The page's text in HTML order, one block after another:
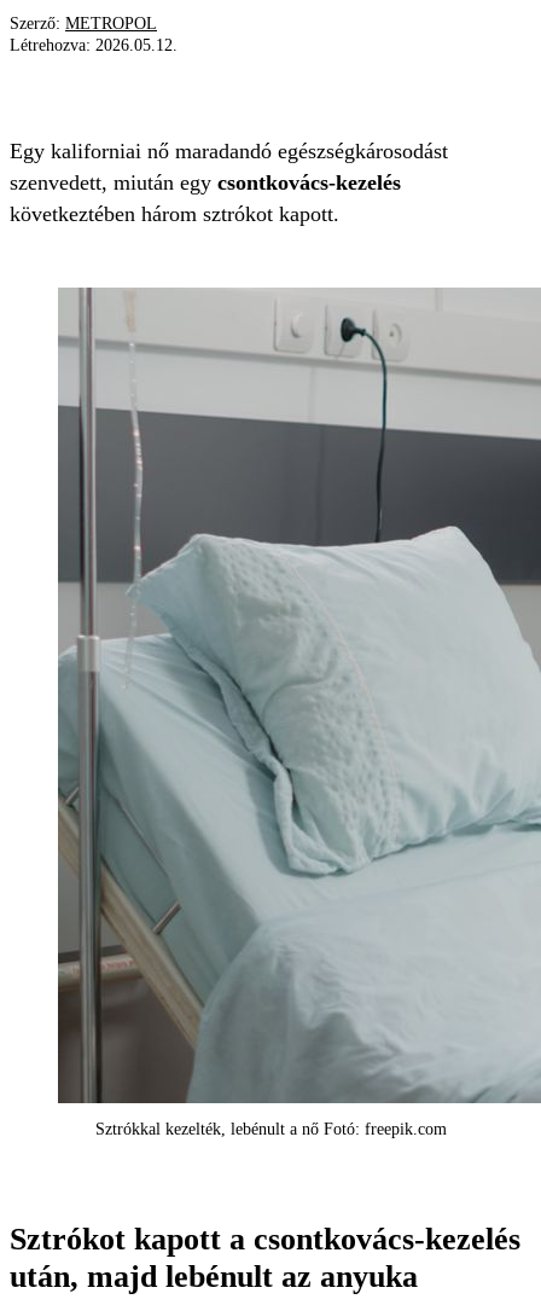
Szerző: METROPOL
Létrehozva: 2026.05.12.
Egy kaliforniai nő maradandó egészségkárosodást
szenvedett, miután egy csontkovács-kezelés
következtében három sztrókot kapott.
Sztrókkal kezelték, lebénult a nő Fotó: freepik.com
Sztrókot kapott a csontkovács-kezelés
után, majd lebénult az anyuka